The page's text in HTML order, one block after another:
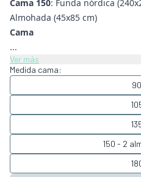
Cama 150: Funda nórdica
Almohada (45x85 cm)
Cama
...
Ver más
Medida cama:
90
150 - 2